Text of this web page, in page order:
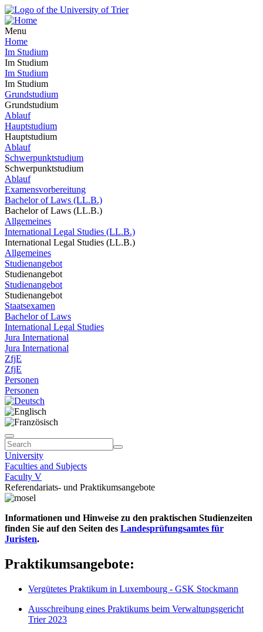
Menu
Home
Im Studium
Im Studium
Im Studium
Im Studium
Grundstudium
Grundstudium
Ablauf
Hauptstudium
Hauptstudium
Ablauf
Schwerpunktstudium
Schwerpunktstudium
Ablauf
Examensvorbereitung
Bachelor of Laws (LL.B.)
Bachelor of Laws (LL.B.)
Allgemeines
International Legal Studies (LL.B.)
International Legal Studies (LL.B.)
Allgemeines
Studienangebot
Studienangebot
Studienangebot
Studienangebot
Staatsexamen
Bachelor of Laws
International Legal Studies
Jura International
Jura International
ZfjE
ZfjE
Personen
Personen
University
Faculties and Subjects
Faculty V
Referendariats- und Praktikumsangebote
Informationen und Hinweise zu den praktischen Studienzeiten
finden Sie auf den Seiten des Landesprüfungsamtes für
Juristen.
Praktikumsangebote:
Vergütetes Praktikum in Luxembourg - GSK Stockmann
Ausschreibung eines Praktikums beim Verwaltungsgericht
Trier 2023